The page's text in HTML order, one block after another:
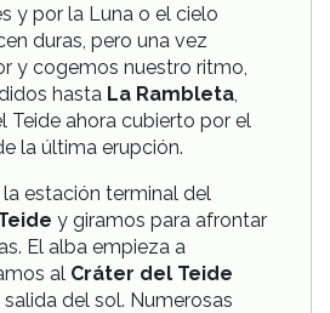
y por la Luna o el cielo
duras, pero una vez
y cogemos nuestro ritmo,
hasta La Rambleta
Teide ahora cubierto por el
la última erupción.
estación terminal del
y giramos para afrontar
El alba empieza a
al Cráter del Teide
del sol. Numerosas